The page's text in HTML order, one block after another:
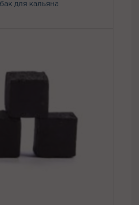
для кальяна